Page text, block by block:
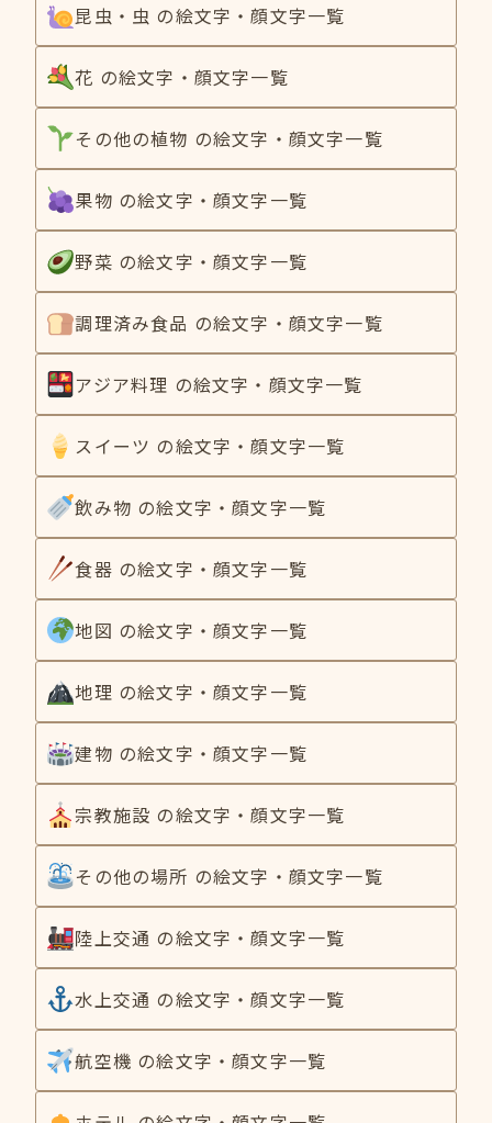
昆虫・虫 の絵文字・顔文字一覧
花 の絵文字・顔文字一覧
その他の植物 の絵文字・顔文字一覧
果物 の絵文字・顔文字一覧
野菜 の絵文字・顔文字一覧
調理済み食品 の絵文字・顔文字一覧
アジア料理 の絵文字・顔文字一覧
スイーツ の絵文字・顔文字一覧
飲み物 の絵文字・顔文字一覧
食器 の絵文字・顔文字一覧
地図 の絵文字・顔文字一覧
地理 の絵文字・顔文字一覧
建物 の絵文字・顔文字一覧
宗教施設 の絵文字・顔文字一覧
その他の場所 の絵文字・顔文字一覧
陸上交通 の絵文字・顔文字一覧
水上交通 の絵文字・顔文字一覧
航空機 の絵文字・顔文字一覧